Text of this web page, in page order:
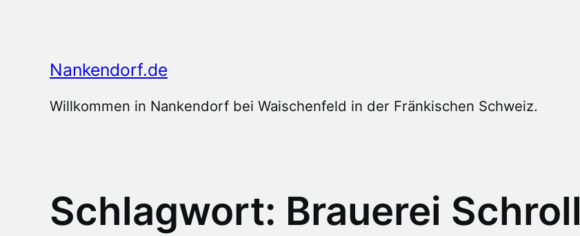
Nankendorf.de
Willkommen in Nankendorf bei Waischenfeld in der Fränkischen Schweiz.
Schlagwort: Brauerei Schroll